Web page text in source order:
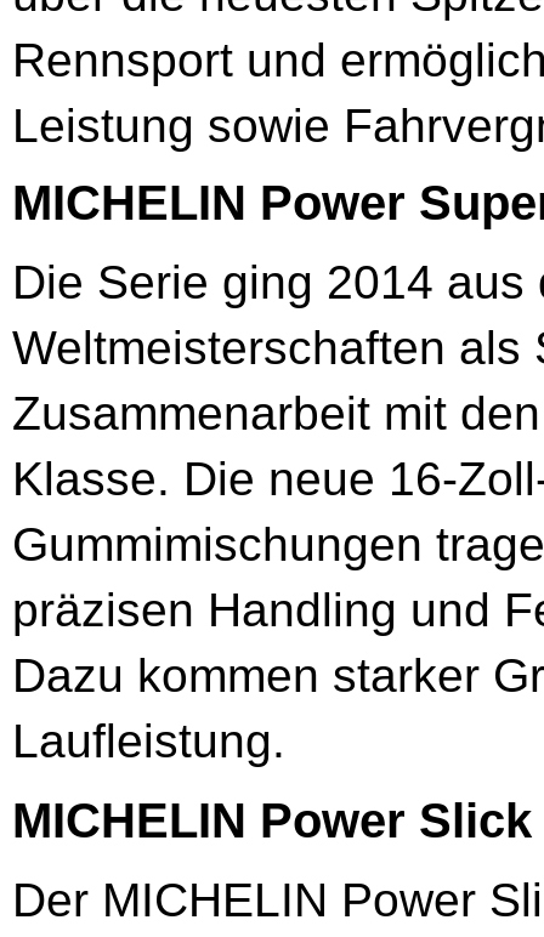
Rennsport und
Leistung sowie
MICHELIN Power
Die Serie ging 2014 aus
Weltmeisterschaften als
Zusammenarbeit mit
Klasse. Die neue 16-
Gummimischungen
präzisen Handling und
Dazu kommen starker
Laufleistung.
MICHELIN Power
Der MICHELIN Power